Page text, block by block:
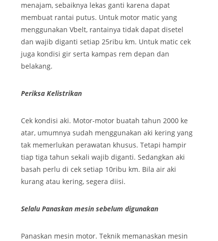
menajam, sebaiknya lekas ganti karena dapat
membuat rantai putus. Untuk motor matic yang
menggunakan Vbelt, rantainya tidak dapat disetel
dan wajib diganti setiap 25ribu km. Untuk matic cek
juga kondisi gir serta kampas rem depan dan
belakang.
Periksa Kelistrikan
Cek kondisi aki. Motor-motor buatah tahun 2000 ke
atar, umumnya sudah menggunakan aki kering yang
tak memerlukan perawatan khusus. Tetapi hampir
tiap tiga tahun sekali wajib diganti. Sedangkan aki
basah perlu di cek setiap 10ribu km. Bila air aki
kurang atau kering, segera diisi.
Selalu Panaskan mesin sebelum digunakan
Panaskan mesin motor. Teknik memanaskan mesin